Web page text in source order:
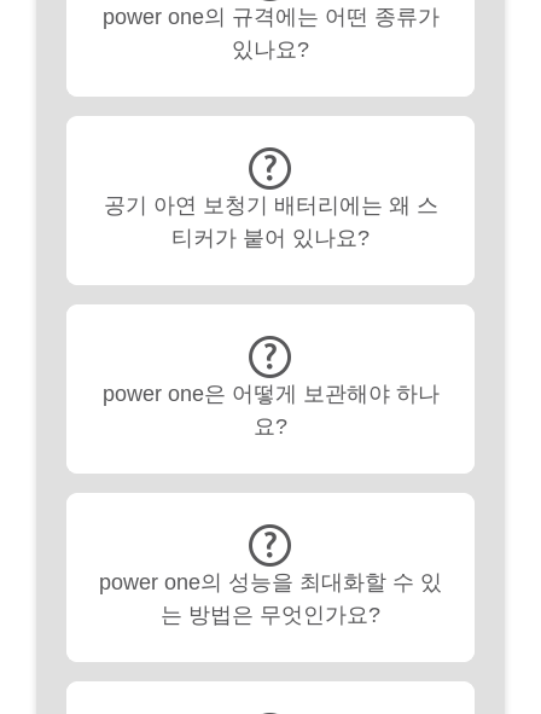
power one의 규격에는 어떤 종류가
있나요?
공기 아연 보청기 배터리에는 왜 스
티커가 붙어 있나요?
power one은 어떻게 보관해야 하나
요?
power one의 성능을 최대화할 수 있
는 방법은 무엇인가요?